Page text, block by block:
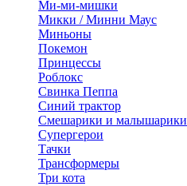
Ми-ми-мишки
Микки / Минни Маус
Миньоны
Покемон
Принцессы
Роблокс
Свинка Пеппа
Синий трактор
Смешарики и малышарики
Супергерои
Тачки
Трансформеры
Три кота